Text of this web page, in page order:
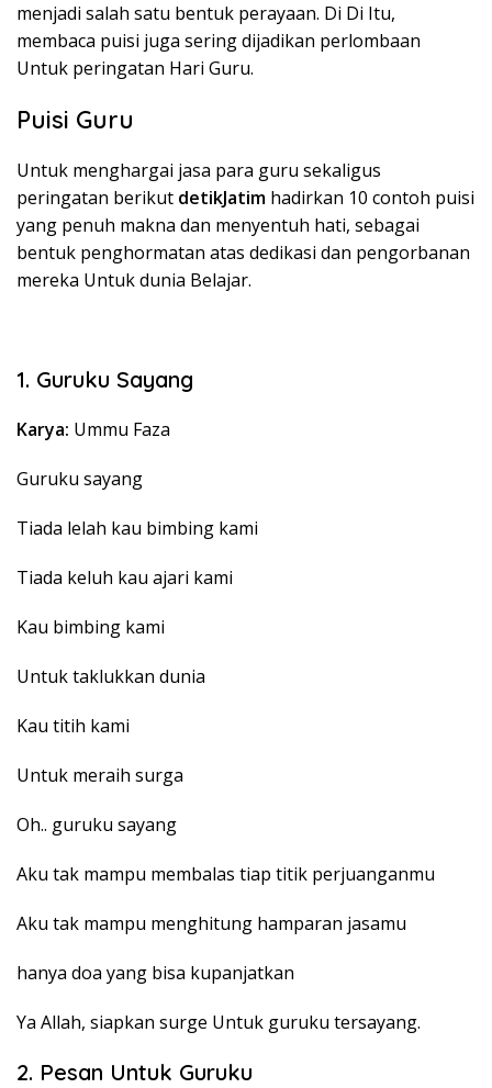
menjadi salah satu bentuk perayaan. Di Di Itu,
membaca puisi juga sering dijadikan perlombaan
Untuk peringatan Hari Guru.
Puisi Guru
Untuk menghargai jasa para guru sekaligus
peringatan berikut detikJatim hadirkan 10 contoh puisi
yang penuh makna dan menyentuh hati, sebagai
bentuk penghormatan atas dedikasi dan pengorbanan
mereka Untuk dunia Belajar.
1. Guruku Sayang
Karya: Ummu Faza
Guruku sayang
Tiada lelah kau bimbing kami
Tiada keluh kau ajari kami
Kau bimbing kami
Untuk taklukkan dunia
Kau titih kami
Untuk meraih surga
Oh.. guruku sayang
Aku tak mampu membalas tiap titik perjuanganmu
Aku tak mampu menghitung hamparan jasamu
hanya doa yang bisa kupanjatkan
Ya Allah, siapkan surge Untuk guruku tersayang.
2. Pesan Untuk Guruku